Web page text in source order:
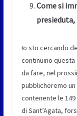
Come si
presieduta,
Io sto cercando
continuino
da fare, nel
pubblicheremo
contenente le
di Sant’Agata,